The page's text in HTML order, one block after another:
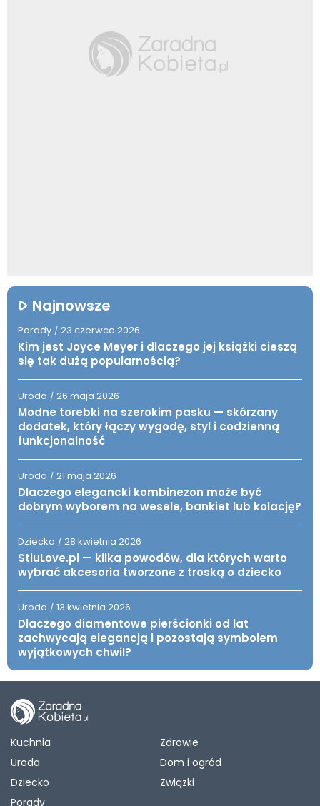
Najnowsze
Porady / 23 czerwca 2026
Kim jest Joyce Meyer i dlaczego jej książki cieszą
się tak dużą popularnością?
Uroda / 26 maja 2026
Modne torebki na szerokim pasku — skórzany
dodatek, który łączy wygodę, styl i codzienną
funkcjonalność
Uroda / 21 maja 2026
Dlaczego elegancki kombinezon może być
dobrym wyborem na wesele, bankiet lub kolację?
Dziecko / 28 kwietnia 2026
StiuLove.pl — kilka powodów, dla których warto
wybrać akcesoria tworzone z troską o dziecko
Uroda / 13 kwietnia 2026
Dlaczego diamentowe pierścionki od lat
zachwycają elegancją i pozostają symbolem
wyjątkowych chwil?
Kuchnia
Zdrowie
Uroda
Dom i ogród
Dziecko
Związki
Porady